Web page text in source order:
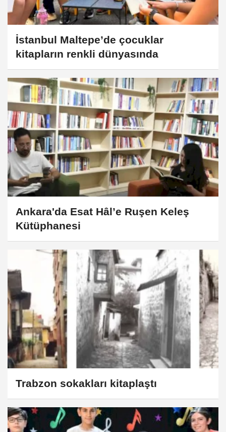
İstanbul Maltepe’de çocuklar
kitapların renkli dünyasında
Ankara'da Esat Hâl’e Ruşen Keleş
Kütüphanesi
Trabzon sokakları kitaplaştı